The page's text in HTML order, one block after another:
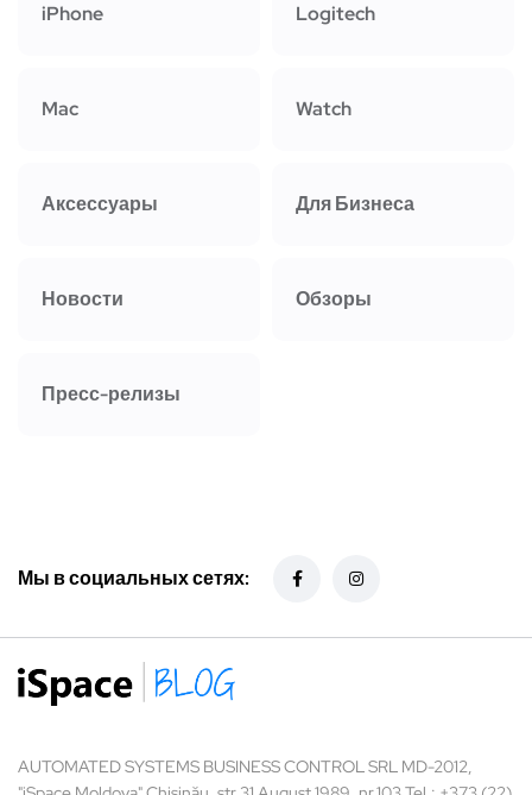
iPhone Logitech
Mac Watch
Аксессуары Для Бизнеса
Новости Обзоры
Пресс-релизы
Мы в социальных сетях:
AUTOMATED SYSTEMS BUSINESS CONTROL SRL MD-2012,